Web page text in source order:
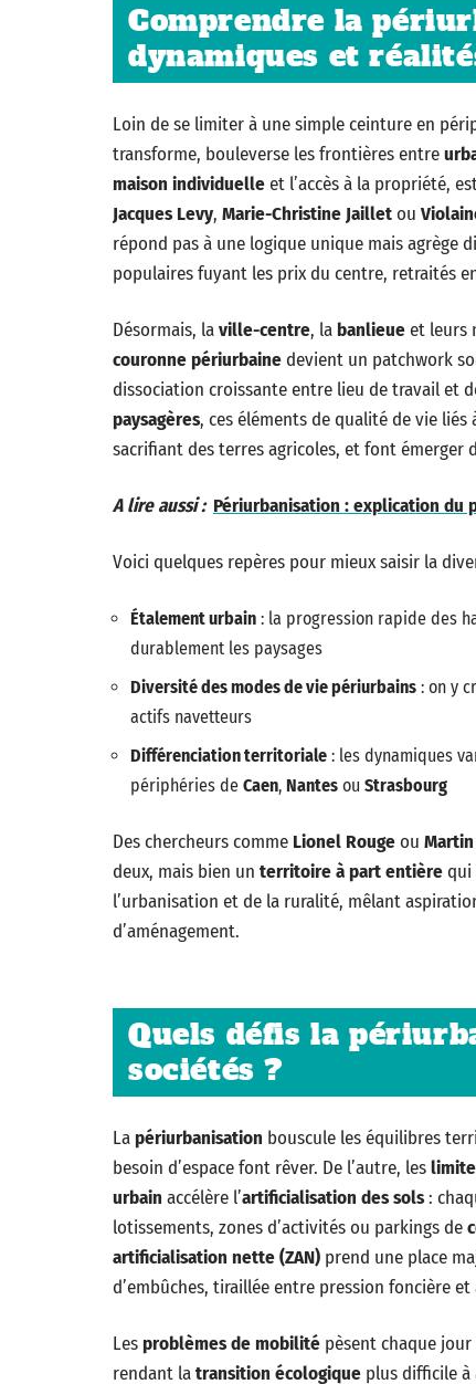
Comprendre la
dynamiques et
Loin de se limiter à une simple ceinture en
transforme, bouleverse les frontières entre
maison individuelleet l’accès à la propriété,
Jacques Levy, Marie-Christine Jailletou
répond pas à une logique unique mais agrège
populaires fuyant les prix du centre, retraités
Désormais, laville-centre, la banlieueet leurs
couronne périurbainedevient un patchwork
dissociation croissante entre lieu de travail et
paysagères, ces éléments de qualité de vie liés
sacrifiant des terres agricoles, et font émerger
A lire aussi : Périurbanisation : explication du
Voici quelques repères pour mieux saisir la
Étalement urbain : la progression rapide des
durablement les paysages
Diversité des modes de vie périurbains : on y
actifs navetteurs
Différenciation territoriale : les dynamiques
périphéries de Caen, Nantes ou Strasbourg
Des chercheurs comme Lionel Rougeou
deux, mais bien un territoire à part entièrequi
l’urbanisation et de la ruralité, mêlant
d’aménagement.
Quels défis la
sociétés ?
Lapériurbanisation bouscule les équilibres
besoin d’espace font rêver. De l’autre, les
urbain accélère l’artificialisation des sols:
lotissements, zones d’activités ou parkings de
artificialisation nette (ZAN) prend une place
d’embûches, tiraillée entre pression foncière
Lesproblèmes de mobilité pèsent chaque
rendant latransition écologique plus difficile à